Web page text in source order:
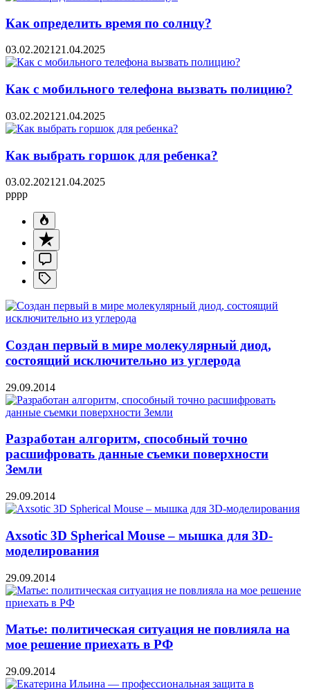
Как определить время по солнцу?
03.02.2021 21.04.2025
Как с мобильного телефона вызвать полицию?
03.02.2021 21.04.2025
Как выбрать горшок для ребенка?
03.02.2021 21.04.2025
pppp
Создан первый в мире молекулярный диод,
состоящий исключительно из углерода
29.09.2014
Разработан алгоритм, способный точно
расшифровать данные съемки поверхности
Земли
29.09.2014
Axsotic 3D Spherical Mouse – мышка для 3D-
моделирования
29.09.2014
Матье: политическая ситуация не повлияла на
мое решение приехать в РФ
29.09.2014